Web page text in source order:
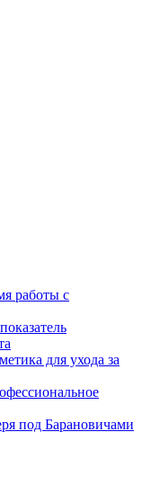
работы с
для ухода за
под Барановичами